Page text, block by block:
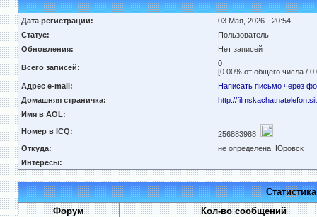
Дата регистрации:
03 Мая, 2026 - 20:54
Статус:
Пользователь
Обновления:
Нет записей
Всего записей:
0
[0.00% от общего числа /
Адрес e-mail:
Написать письмо через
Домашняя страничка:
http://
Имя в AOL:
Номер в ICQ:
256883988
Откуда:
не определена, Юровск
Интересы:
Форум
Кол-во сообщений